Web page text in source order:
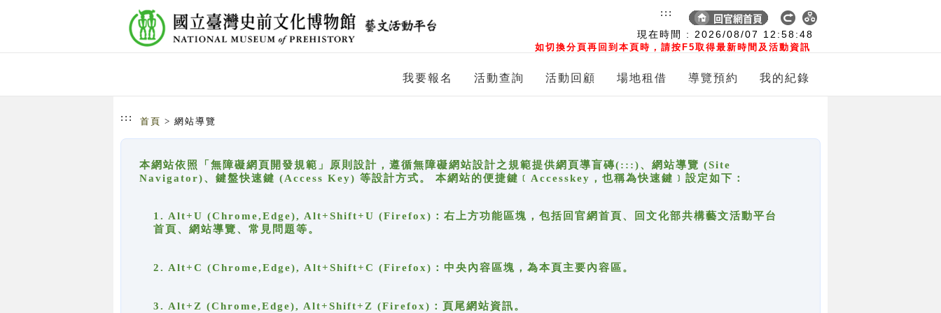
現在時間 : 2026/08/07 12:58:48
如切換分頁再回到本頁時，請按F5取得最新時間及活動資訊
:::
我要報名 活動查詢 活動回顧 場地租借 導覽預約 我的紀錄
::: 首頁 > 網站導覽
本網站依照「無障礙網頁開發規範」原則設計，遵循無障礙網站設計之規範提供網頁導盲磚(:::)、網站導覽 (Site
Navigator)、鍵盤快速鍵 (Access Key) 等設計方式。 本網站的便捷鍵﹝Accesskey，也稱為快速鍵﹞設定如下：
1. Alt+U (Chrome,Edge), Alt+Shift+U (Firefox)：右上方功能區塊，包括回官網首頁、回文化部共構藝文活動平台
首頁、網站導覽、常見問題等。
2. Alt+C (Chrome,Edge), Alt+Shift+C (Firefox)：中央內容區塊，為本頁主要內容區。
3. Alt+Z (Chrome,Edge), Alt+Shift+Z (Firefox)：頁尾網站資訊。